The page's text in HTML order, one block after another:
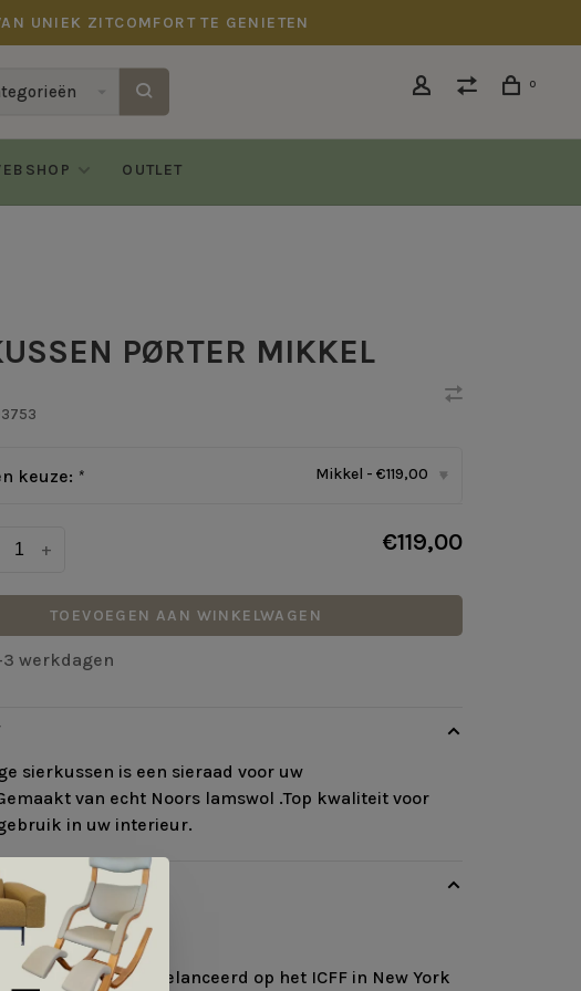
UNIEK ZITCOMFORT TE GENIETEN
0
OUTLET
PØRTER MIKKEL
keuze: * Mikkel - €119,00 ▾
+ €119,00
TOEVOEGEN AAN WINKELWAGEN
3 werkdagen
sierkussen is een sieraad voor uw
van echt Noors lamswol .Top kwaliteit voor
in uw interieur.
MIKKEL
werd in 2015 gelanceerd op het ICFF in New York